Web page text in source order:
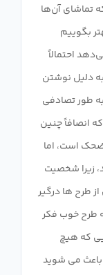
تماشای آن‌ها
بگوییم
احتمالاً
دلیل نوشتن
طور تصادفی
انصافاً چنین
است، اما
زیرا شخصیت
طرح ها درگیر
طرح خوب فکر
که هیچ
باعث می شوید